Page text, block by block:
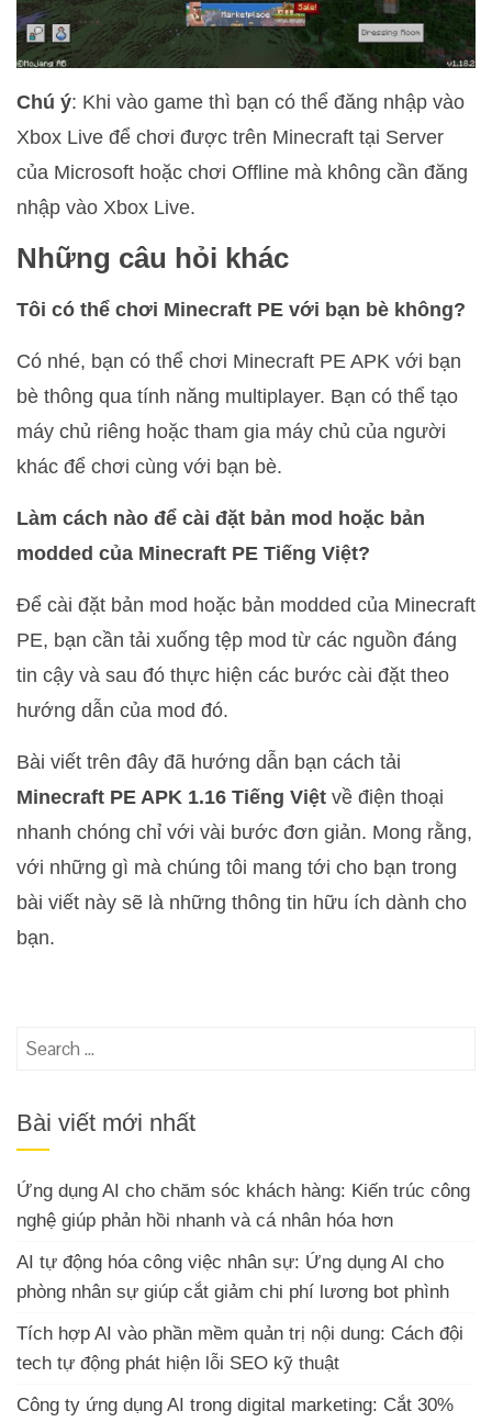
Chú ý: Khi vào game thì bạn có thể đăng nhập vào
Xbox Live để chơi được trên Minecraft tại Server
của Microsoft hoặc chơi Offline mà không cần đăng
nhập vào Xbox Live.
Những câu hỏi khác
Tôi có thể chơi Minecraft PE với bạn bè không?
Có nhé, bạn có thể chơi Minecraft PE APK với bạn
bè thông qua tính năng multiplayer. Bạn có thể tạo
máy chủ riêng hoặc tham gia máy chủ của người
khác để chơi cùng với bạn bè.
Làm cách nào để cài đặt bản mod hoặc bản
modded của Minecraft PE Tiếng Việt?
Để cài đặt bản mod hoặc bản modded của Minecraft
PE, bạn cần tải xuống tệp mod từ các nguồn đáng
tin cậy và sau đó thực hiện các bước cài đặt theo
hướng dẫn của mod đó.
Bài viết trên đây đã hướng dẫn bạn cách tải
Minecraft PE APK 1.16 Tiếng Việt về điện thoại
nhanh chóng chỉ với vài bước đơn giản. Mong rằng,
với những gì mà chúng tôi mang tới cho bạn trong
bài viết này sẽ là những thông tin hữu ích dành cho
bạn.
Search
Bài viết mới nhất
Ứng dụng AI cho chăm sóc khách hàng: Kiến trúc công
nghệ giúp phản hồi nhanh và cá nhân hóa hơn
AI tự động hóa công việc nhân sự: Ứng dụng AI cho
phòng nhân sự giúp cắt giảm chi phí lương bot phình
Tích hợp AI vào phần mềm quản trị nội dung: Cách đội
tech tự động phát hiện lỗi SEO kỹ thuật
Công ty ứng dụng AI trong digital marketing: Cắt 30%